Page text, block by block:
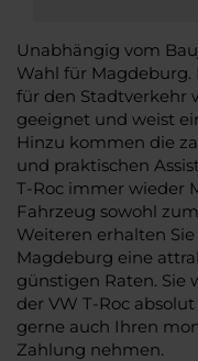
Unabhängig vom
Wahl für Magdeburg.
für den Stadtverkehr
geeignet und weist
Hinzu kommen die
und praktischen
T-Roc immer wieder
Fahrzeug sowohl
Weiteren erhalten
Magdeburg eine
günstigen Raten. Sie
der VW T-Roc
gerne auch Ihren
Zahlung nehmen.